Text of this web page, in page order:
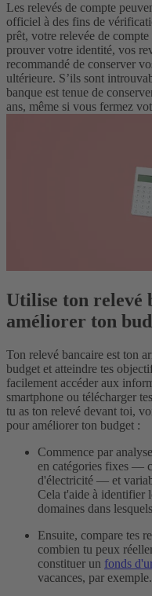
Les relevés de compte
officiel à des fins de
prêt, votre relevée de
prouver votre identité, vos
recommandé de conserver
ultérieure. S’ils sont
banque est tenue de
ans, même si vous fermez
Utilise ton relevé
améliorer ton
Ton relevé bancaire est ton
budget et atteindre tes
facilement accéder aux
smartphone ou télécharger
tu as ton relevé devant toi,
pour améliorer ton budget :
Commence par
en catégories fixes —
d'électricité — et
Cela t'aide à identifier
domaines dans
Ensuite, compare tes
combien tu peux
constituer un fonds
vacances, par exemple.